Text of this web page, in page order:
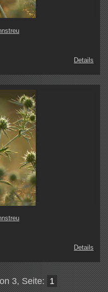
Details
Details
3, Seite: 1